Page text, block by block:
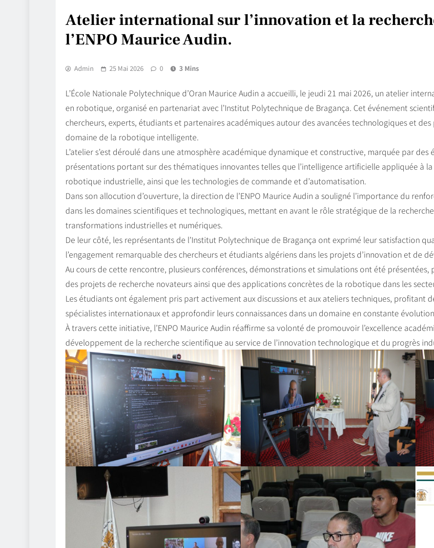
Atelier international sur l’innovation et la
l’ENPO Maurice Audin.
Admin 25 Mai 2026 0 3 Mins
L’École Nationale Polytechnique d’Oran Maurice Audin a accueilli, le jeudi 21 mai 2026, un atelier
en robotique, organisé en partenariat avec l’Institut Polytechnique de Bragança. Cet événement
chercheurs, experts, étudiants et partenaires académiques autour des avancées technologiques et
domaine de la robotique intelligente.
L’atelier s’est déroulé dans une atmosphère académique dynamique et constructive, marquée par
présentations portant sur des thématiques innovantes telles que l’intelligence artificielle appliquée à
robotique industrielle, ainsi que les technologies de commande et d’automatisation.
Dans son allocution d’ouverture, la direction de l’ENPO Maurice Audin a souligné l’importance du
dans les domaines scientifiques et technologiques, mettant en avant le rôle stratégique de la
transformations industrielles et numériques.
De leur côté, les représentants de l’Institut Polytechnique de Bragança ont exprimé leur satisfaction
l’engagement remarquable des chercheurs et étudiants algériens dans les projets d’innovation et de
Au cours de cette rencontre, plusieurs conférences, démonstrations et simulations ont été
des projets de recherche novateurs ainsi que des applications concrètes de la robotique dans les
Les étudiants ont également pris part activement aux discussions et aux ateliers techniques, profitant
spécialistes internationaux et approfondir leurs connaissances dans un domaine en constante
À travers cette initiative, l’ENPO Maurice Audin réaffirme sa volonté de promouvoir l’excellence
développement de la recherche scientifique au service de l’innovation technologique et du progrès